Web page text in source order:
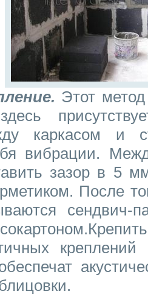
Этот
каркасом и
вибрации.
зазор в 5
После
сендвич-
креплений